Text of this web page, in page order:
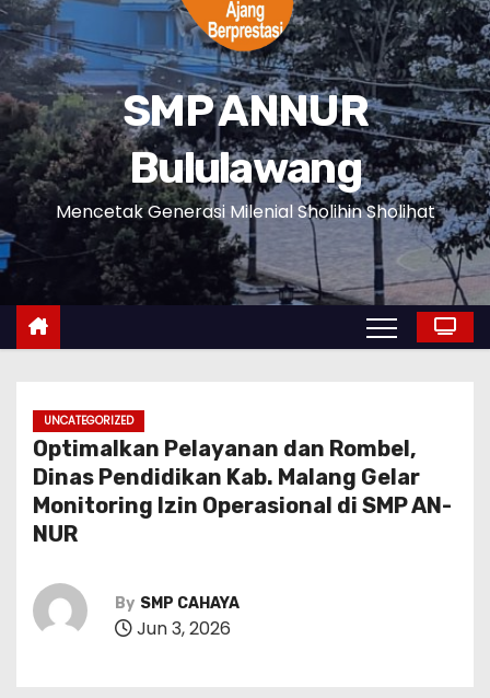
SMP ANNUR
Bululawang
Mencetak Generasi Milenial Sholihin Sholihat
UNCATEGORIZED
Optimalkan Pelayanan dan Rombel,
Dinas Pendidikan Kab. Malang Gelar
Monitoring Izin Operasional di SMP AN-
NUR
By SMP CAHAYA
Jun 3, 2026